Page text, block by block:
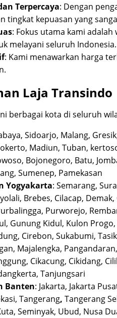
Terpercaya: Dengan
tingkat kepuasan yang
: Fokus utama kami
melayani seluruh Indonesia.
: Kami menawarkan harga
Laja Transindo
berbagai kota di seluruh
Sidoarjo, Malang,
Madiun, Tuban,
Bojonegoro, Batu,
Sumenep, Pamekasan
Yogyakarta: Semarang,
Brebes, Cilacap,
Purworejo,
Gunung Kidul, Kulon Progo,
Cirebon, Sukabumi,
Majalengka,
Cikacung, Cikidang,
Tanjungsari
Banten: Jakarta, Jakarta
Tangerang, Tangerang
Seminyak, Ubud, Nusa